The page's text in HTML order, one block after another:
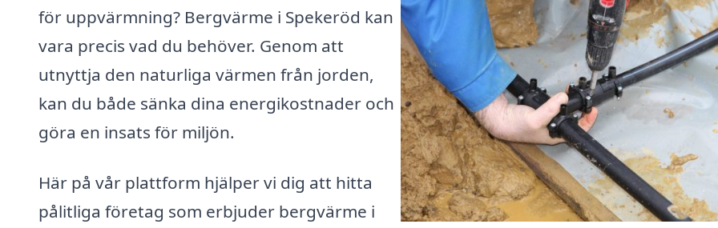
för uppvärmning? Bergvärme i Spekeröd kan
vara precis vad du behöver. Genom att
utnyttja den naturliga värmen från jorden,
kan du både sänka dina energikostnader och
göra en insats för miljön.
Här på vår plattform hjälper vi dig att hitta
pålitliga företag som erbjuder bergvärme i